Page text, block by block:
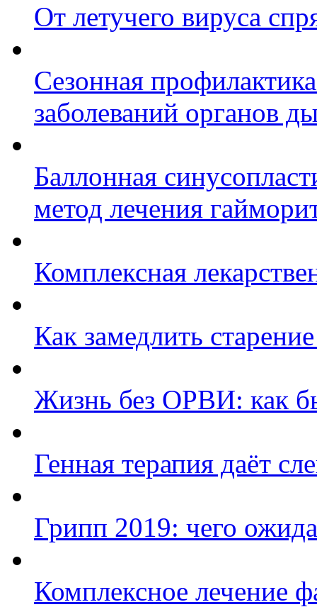
От летучего вируса
Сезонная
заболеваний органов
Баллонная
метод лечения
Комплексная
Как замедлить
Жизнь без ОРВИ: как
Генная терапия даёт
Грипп 2019: чего
Комплексное лечение